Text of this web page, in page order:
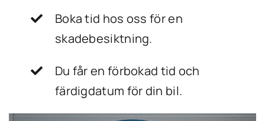
Boka tid hos oss för en
skadebesiktning.
Du får en förbokad tid och
färdigdatum för din bil.